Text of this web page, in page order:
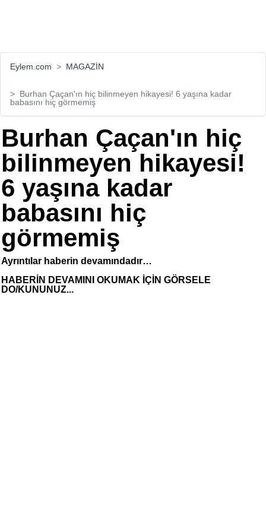
Eylem.com MAGAZİN
Burhan Çaçan'ın hiç bilinmeyen hikayesi! 6 yaşına kadar
babasını hiç görmemiş
Burhan Çaçan'ın hiç
bilinmeyen hikayesi!
6 yaşına kadar
babasını hiç
görmemiş
Ayrıntılar haberin devamındadır…
HABERİN DEVAMINI OKUMAK İÇİN GÖRSELE
DO/KUNUNUZ...